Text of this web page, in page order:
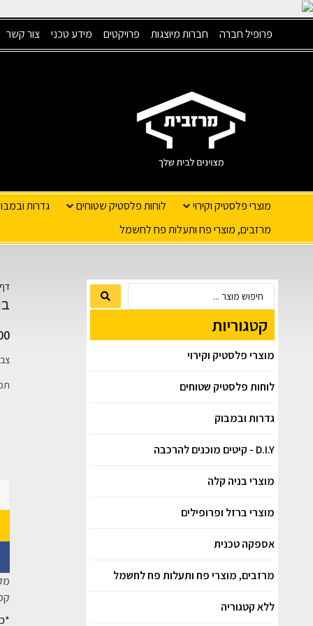
פרופיל חברה חברות מיוצגות פרויקטים מידע טכני צור קשר
מוצרי פלסטיק וקירוי לוחות פלסטיק שטוחים גדרות
מרזבים, מוצרי פח ותעלות פח לחשמל
קטגוריות
מוצרי פלסטיק וקירוי
לוחות פלסטיק שטוחים
גדרות ובמבוק
D.I.Y - קיטים מוכנים להרכבה
מוצרי בניה קלה
מוצרי ברזל ופרופילים
אספקה טכנית
מרזבים, מוצרי פח ותעלות פח לחשמל
ללא קטגוריה